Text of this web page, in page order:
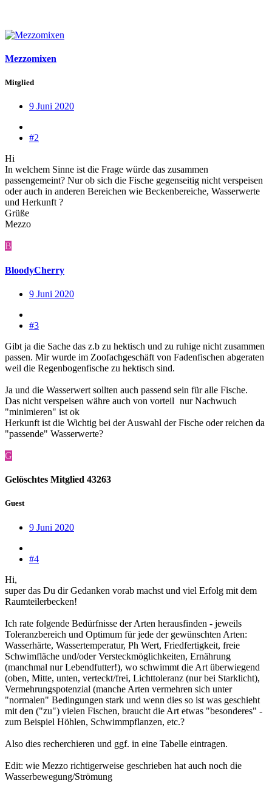
Mezzomixen
Mitglied
9 Juni 2020
#2
Hi
In welchem Sinne ist die Frage würde das zusammen
passengemeint? Nur ob sich die Fische gegenseitig nicht verspeisen
oder auch in anderen Bereichen wie Beckenbereiche, Wasserwerte
und Herkunft ?
Grüße
Mezzo
B
BloodyCherry
9 Juni 2020
#3
Gibt ja die Sache das z.b zu hektisch und zu ruhige nicht zusammen
passen. Mir wurde im Zoofachgeschäft von Fadenfischen abgeraten
weil die Regenbogenfische zu hektisch sind.
Ja und die Wasserwert sollten auch passend sein für alle Fische.
Das nicht verspeisen währe auch von vorteil nur Nachwuch
"minimieren" ist ok
Herkunft ist die Wichtig bei der Auswahl der Fische oder reichen da
"passende" Wasserwerte?
G
Gelöschtes Mitglied 43263
Guest
9 Juni 2020
#4
Hi,
super das Du dir Gedanken vorab machst und viel Erfolg mit dem
Raumteilerbecken!
Ich rate folgende Bedürfnisse der Arten herausfinden - jeweils
Toleranzbereich und Optimum für jede der gewünschten Arten:
Wasserhärte, Wassertemperatur, Ph Wert, Friedfertigkeit, freie
Schwimfläche und/oder Versteckmöglichkeiten, Ernährung
(manchmal nur Lebendfutter!), wo schwimmt die Art überwiegend
(oben, Mitte, unten, verteckt/frei, Lichttoleranz (nur bei Starklicht),
Vermehrungspotenzial (manche Arten vermehren sich unter
"normalen" Bedingungen stark und wenn dies so ist was geschieht
mit den ("zu") vielen Fischen, braucht die Art etwas "besonderes" -
zum Beispiel Höhlen, Schwimmpflanzen, etc.?
Also dies recherchieren und ggf. in eine Tabelle eintragen.
Edit: wie Mezzo richtigerweise geschrieben hat auch noch die
Wasserbewegung/Strömung